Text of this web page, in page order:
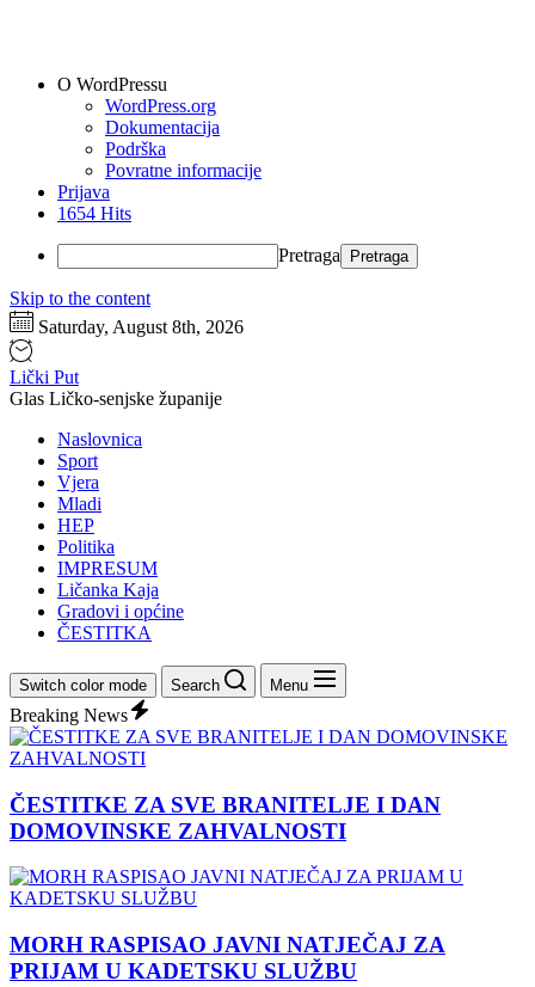
O WordPressu
WordPress.org
Dokumentacija
Podrška
Povratne informacije
Prijava
1654 Hits
Pretraga
Skip to the content
Saturday, August 8th, 2026
Lički Put
Glas Ličko-senjske županije
Naslovnica
Sport
Vjera
Mladi
HEP
Politika
IMPRESUM
Ličanka Kaja
Gradovi i općine
ČESTITKA
Switch color mode Search Menu
Breaking News
ČESTITKE ZA SVE BRANITELJE I DAN
DOMOVINSKE ZAHVALNOSTI
MORH RASPISAO JAVNI NATJEČAJ ZA
PRIJAM U KADETSKU SLUŽBU